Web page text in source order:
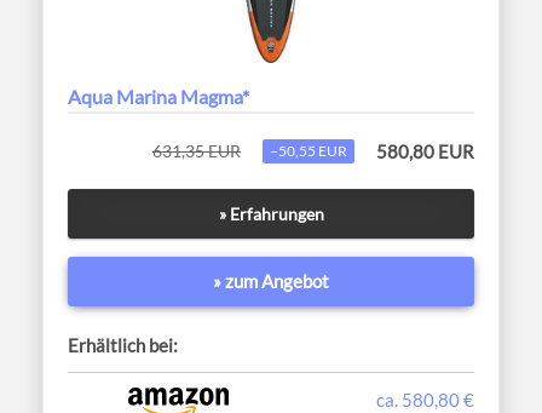
Aqua Marina Magma*
631,35 EUR −50,55 EUR 580,80 EUR
» Erfahrungen
» zum Angebot
Erhältlich bei:
ca. 580,80 €